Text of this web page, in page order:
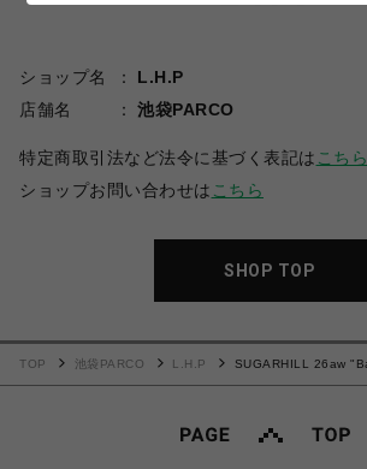
ショップ名
L.H.P
店舗名
池袋PARCO
特定商取引法など法令に基づく表記は こちら
ショップお問い合わせは こちら
SHOP TOP
TOP 池袋PARCO L.H.P SUGARHILL 26aw